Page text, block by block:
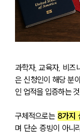
과학자, 교육자, 비
은 신청인이 해당 분
인 업적을 입증하는
구체적으로는 8가지
며 단순 증빙이 아니